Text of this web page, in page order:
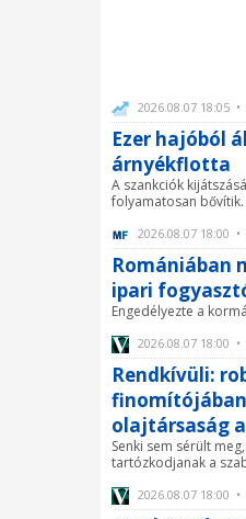
2026.08.07 18:05
Ezer hajóból
árnyékflotta
A szankciók
folyamatosan bővítik.
2026.08.07 18:00
Romániában
ipari
Engedélyezte a
2026.08.07 18:00
Rendkívüli:
olajtársaság
Senki sem sérült
tartózkodjanak a
2026.08.07 18:00